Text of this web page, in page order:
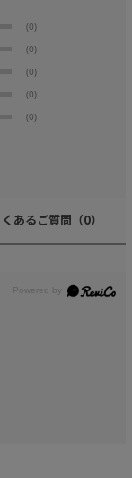
(0)
(0)
(0)
(0)
(0)
あるご質問 （0）